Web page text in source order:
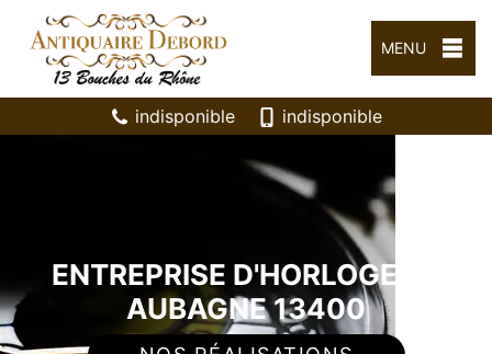
MENU
indisponible indisponible
ENTREPRISE D'HORLOGERIE
AUBAGNE 13400